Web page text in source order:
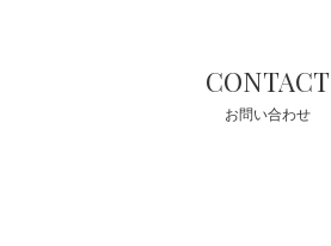
CONTACT
お問い合わせ